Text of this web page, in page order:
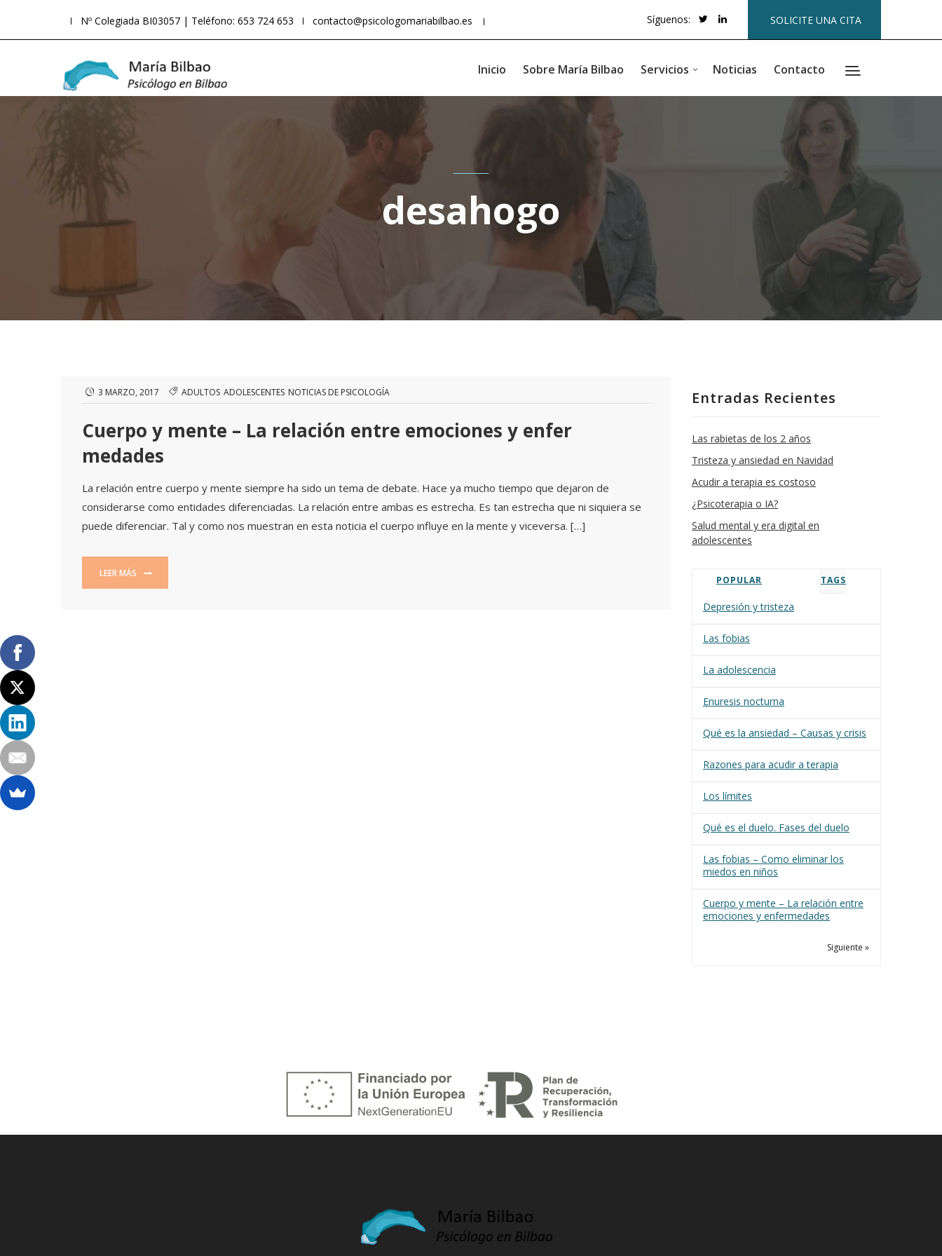
Nº Colegiada BI03057 | Teléfono: 653 724 653 contacto@psicologomariabilbao.es SOLICITE UNA CITA
Síguenos:
Inicio Sobre María Bilbao Servicios Noticias Contacto
desahogo
3 MARZO, 2017 ADULTOS ADOLESCENTES NOTICIAS DE PSICOLOGÍA
Cuerpo y mente – La relación entre emociones y enfer
medades
La relación entre cuerpo y mente siempre ha sido un tema de debate. Hace ya mucho tiempo que dejaron de
considerarse como entidades diferenciadas. La relación entre ambas es estrecha. Es tan estrecha que ni siquiera se
puede diferenciar. Tal y como nos muestran en esta noticia el cuerpo influye en la mente y viceversa. […]
LEER MÁS
Entradas Recientes
Las rabietas de los 2 años
Tristeza y ansiedad en Navidad
Acudir a terapia es costoso
¿Psicoterapia o IA?
Salud mental y era digital en
adolescentes
POPULAR TAGS
Depresión y tristeza
Las fobias
La adolescencia
Enuresis nocturna
Qué es la ansiedad – Causas y crisis
Razones para acudir a terapia
Los límites
Qué es el duelo. Fases del duelo
Las fobias – Como eliminar los
miedos en niños
Cuerpo y mente – La relación entre
emociones y enfermedades
Siguiente »